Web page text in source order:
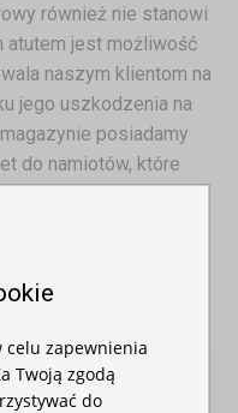
również nie stanowi
atutem jest możliwość
naszym klientom na
jego uszkodzenia na
posiadamy
do namiotów, które
początku naszej
imprezowych
zapewnić
wynoszący 5
celu zapewnienia
Twoją zgodą
do